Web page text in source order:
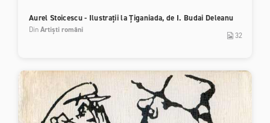
Aurel Stoicescu - Ilustrații la Țiganiada, de I. Budai Deleanu
DinArtiști români
32